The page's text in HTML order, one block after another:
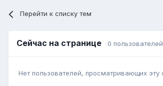
Перейти к списку тем
Сейчас на странице 0 пользователей
Нет пользователей, просматривающих эту